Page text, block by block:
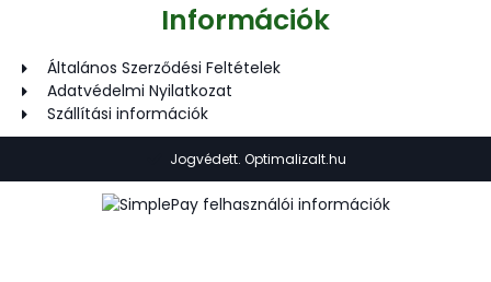
Információk
Általános Szerződési Feltételek
Adatvédelmi Nyilatkozat
Szállítási információk
Jogvédett. Optimalizalt.hu